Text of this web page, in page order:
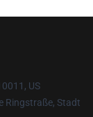
US
Ringstraße, Stadt